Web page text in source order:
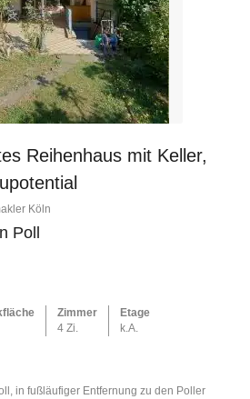
Reihenhaus mit Keller,
Köln
Poll
Zimmer
4 Zi.
Etage
k.A.
in fußläufiger Entfernung zu den Poller